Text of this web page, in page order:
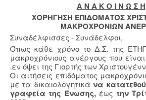
Α Ν Α Κ Ο Ι Ν Ω Σ Η
ΧΟΡΗΓΗΣΗ ΕΠΙΔΟΜΑΤΟΣ
ΜΑΚΡΟΧΡΟΝΙΩΝ
Συναδέλφισσες - Συνάδελφοι,
Όπως κάθε χρόνο το Δ.Σ. της
μακροχρόνιους ανέργους που
.εν όψει της Γιορτής των
Οι αιτήσεις επιδόματος
με τα δικαιολογητικά να
γραφεία της Ένωσης,έως την